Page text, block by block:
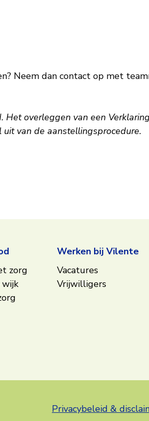
Neem dan contact op met
overleggen van een
van de aanstellingsprocedure.
zorg
wijk
Werken bij Vilente
Vacatures
Vrijwilligers
Privacybeleid &